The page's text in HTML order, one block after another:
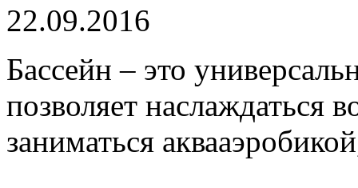
22.09.2016
Бассейн – это
позволяет наслаждаться
заниматься